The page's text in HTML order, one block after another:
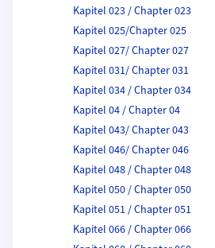
Kapitel 023 / Chapter 023
Kapitel 025/Chapter 025
Kapitel 027/ Chapter 027
Kapitel 031/ Chapter 031
Kapitel 034 / Chapter 034
Kapitel 04 / Chapter 04
Kapitel 043/ Chapter 043
Kapitel 046/ Chapter 046
Kapitel 048 / Chapter 048
Kapitel 050 / Chapter 050
Kapitel 051 / Chapter 051
Kapitel 066 / Chapter 066